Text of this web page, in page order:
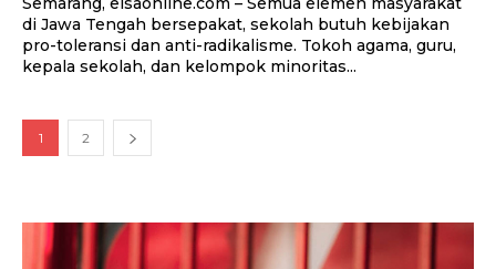
di Jawa Tengah bersepakat, sekolah butuh kebijakan
pro-toleransi dan anti-radikalisme. Tokoh agama, guru,
kepala sekolah, dan kelompok minoritas...
1 2